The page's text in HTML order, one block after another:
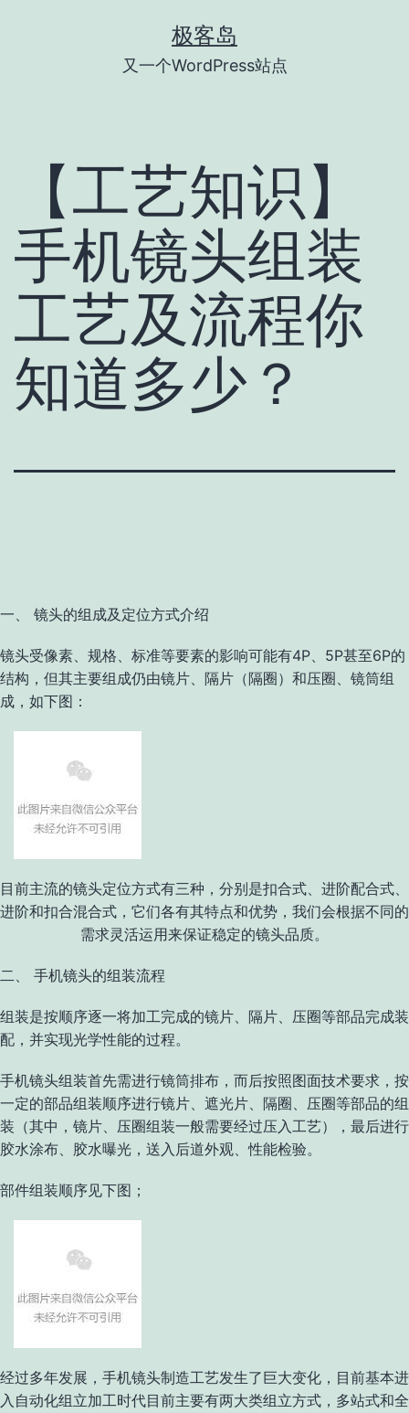
极客岛
又一个WordPress站点
【工艺知识】
手机镜头组装
工艺及流程你
知道多少？
一、 镜头的组成及定位方式介绍
镜头受像素、规格、标准等要素的影响可能有4P、5P甚至6P的
结构，但其主要组成仍由镜片、隔片（隔圈）和压圈、镜筒组
成，如下图：
目前主流的镜头定位方式有三种，分别是扣合式、进阶配合式、
进阶和扣合混合式，它们各有其特点和优势，我们会根据不同的
需求灵活运用来保证稳定的镜头品质。
二、 手机镜头的组装流程
组装是按顺序逐一将加工完成的镜片、隔片、压圈等部品完成装
配，并实现光学性能的过程。
手机镜头组装首先需进行镜筒排布，而后按照图面技术要求，按
一定的部品组装顺序进行镜片、遮光片、隔圈、压圈等部品的组
装（其中，镜片、压圈组装一般需要经过压入工艺），最后进行
胶水涂布、胶水曝光，送入后道外观、性能检验。
部件组装顺序见下图；
经过多年发展，手机镜头制造工艺发生了巨大变化，目前基本进
入自动化组立加工时代目前主要有两大类组立方式，多站式和全